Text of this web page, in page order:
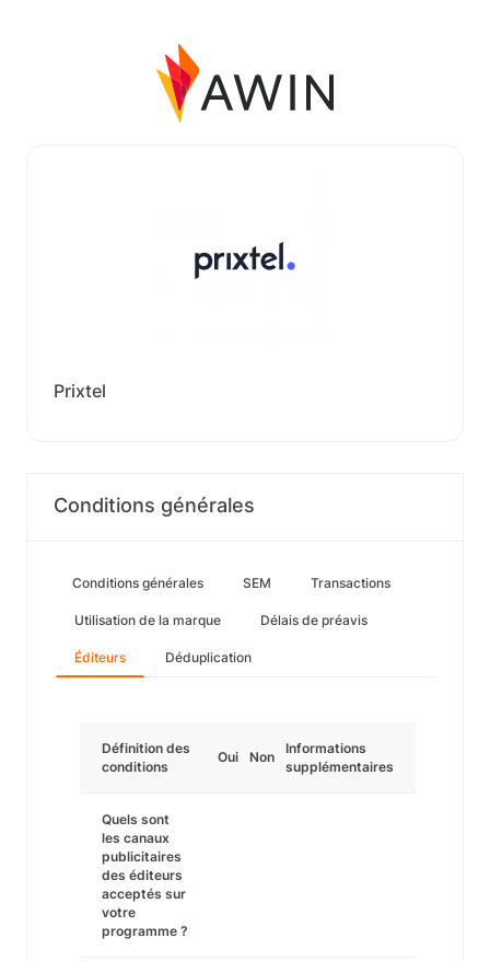
Prixtel
Conditions générales
Conditions générales SEM Transactions
Utilisation de la marque Délais de préavis
Éditeurs Déduplication
Définition des
conditions
Oui Non
Informations
supplémentaires
Quels sont
les canaux
publicitaires
des éditeurs
acceptés sur
votre
programme ?